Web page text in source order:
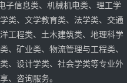
子信息类、机械机电类、理工学
类、文学教育类、法学类、交通
工程类、土木建筑类、地理科学
、矿业类、物流管理与工程类、
、设计学类、社会学类等专业外
、咨询服务。